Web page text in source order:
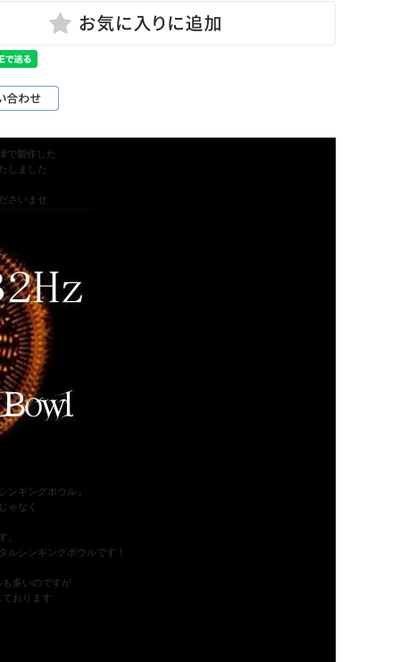
で製作した
しました
さいませ
ンギングボウル』
ゃなく
。
シンギングボウルです！
も多いのですが
おります